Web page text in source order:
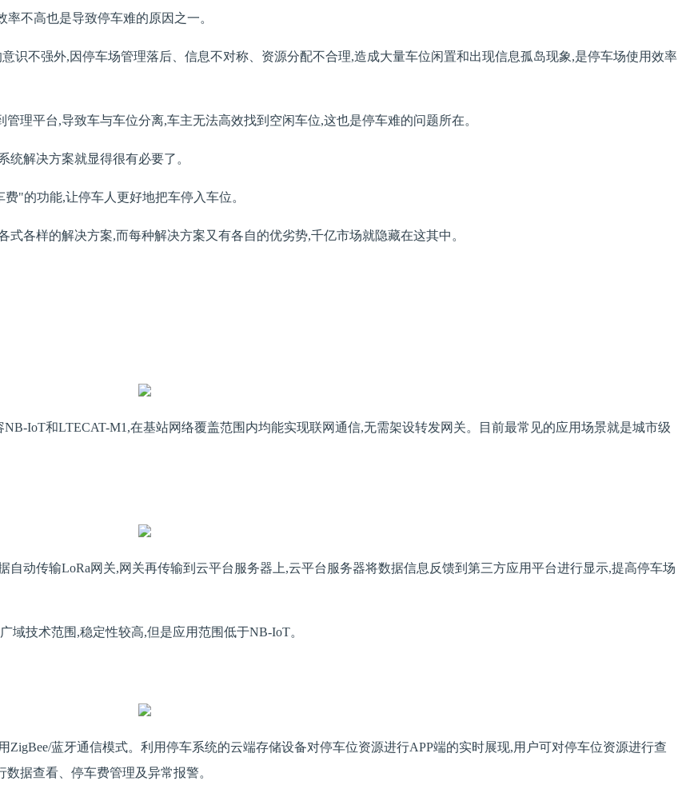
不高也是导致停车难的原因之一。
识不强外,因停车场管理落后、信息不对称、资源分配不合理,造成大量车位闲置和出现信息孤岛现象,是停车场使用效率
理平台,导致车与车位分离,车主无法高效找到空闲车位,这也是停车难的问题所在。
解决方案就显得很有必要了。
"的功能,让停车人更好地把车停入车位。
各样的解决方案,而每种解决方案又有各自的优劣势,千亿市场就隐藏在这其中。
IoT和LTECAT-M1,在基站网络覆盖范围内均能实现联网通信,无需架设转发网关。目前最常见的应用场景就是城市级
动传输LoRa网关,网关再传输到云平台服务器上,云平台服务器将数据信息反馈到第三方应用平台进行显示,提高停车场
域技术范围,稳定性较高,但是应用范围低于NB-IoT。
蓝牙通信模式。利用停车系统的云端存储设备对停车位资源进行APP端的实时展现,用户可对停车位资源进行查
据查看、停车费管理及异常报警。